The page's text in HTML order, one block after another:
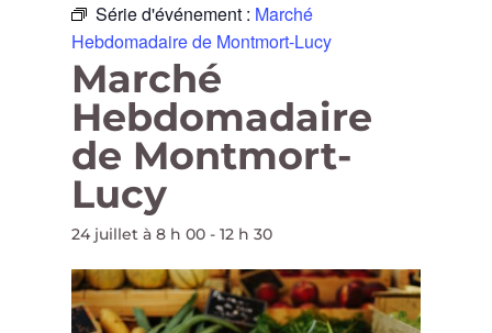
Série d'événement : Marché
Hebdomadaire de Montmort-Lucy
Marché
Hebdomadaire
de Montmort-
Lucy
24 juillet à 8 h 00- 12 h 30